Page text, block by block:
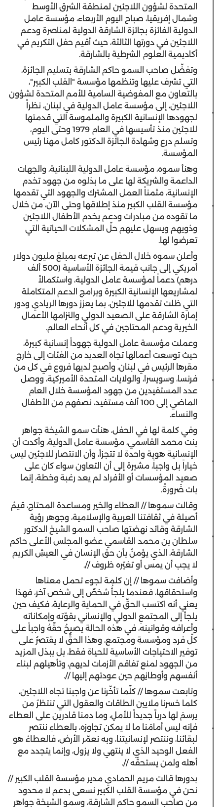
المتحدة لشؤون اللاجئين لمنطقة الشرق الأوسط
وشمال إفريقيا، صباح اليوم الأربعاء، مؤسسة عامل
الدولية الفائزة بجائزة الشارقة الدولية لمناصرة ودعم
اللاجئين في دورتها الثالثة، حيث أقيم حفل التكريم في
أكاديمية العلوم الشرطية بالشارقة.
وتفضّل صاحب السمو حاكم الشارقة بتسليم الجائزة،
التي تشرف عليها وتنظمها مؤسسة "القلب الكبير"،
بالتعاون مع المفوضية السامية للأمم المتحدة لشؤون
اللاجئين، إلى مؤسسة عامل الدولية في لبنان، نظراً
لجهودها الإنسانية الكبيرة والملموسة التي قدمتها
للاجئين منذ تأسيسها في العام 1979 وحتى اليوم،
وتسلم درع وشهادة الجائزة الدكتور كامل مهنا رئيس
المؤسسة.
وهنأ سموه، مؤسسة عامل الدولية اللبنانية، والجهات
الداعمة والشريكة لها على ما بذلوه من جهود تخدم
الإنسانية، مثمناً العمل المشترك والجهود التي تقدمها
مؤسسة القلب الكبير منذ إطلاقها وحتى الآن، من خلال
ما تقوده من مبادرات ودعم يخدم الأطفال اللاجئين
وذويهم ويسهل عليهم حلّ المشكلات الحياتية التي
تعرضوا لها.
وأعلن سموه خلال الحفل عن تبرعه بمبلغ مليون دولار
أمريكي إلى جانب قيمة الجائزة الأساسية (500 ألف
درهم) دعماً لمؤسسة عامل الدولية، واستكمالاً
لمشاريعها الإنسانية الكبيرة وبرامج الدعم المتكاملة
التي ظلت تقدمها للاجئين، بما يعزز دورها الريادي ودور
إمارة الشارقة على الصعيد الدولي والتزامها الأعمال
الخيرية ودعم المحتاجين في كل أنحاء العالم.
وعملت مؤسسة عامل الدولية جهوداً إنسانية كبيرة،
حيث توسعت أعمالها تجاه العديد من الفئات إلى خارج
مقرها الرئيس في لبنان، وأصبح لديها فروع في كل من
فرنسا، وسويسرا، والولايات المتحدة الأميركية، ووصل
عدد المستفيدين من جهود المؤسسة خلال العام
الماضي إلى 100 ألف مستفيد، نصفهم من الأطفال
والنساء.
وفي كلمة لها في الحفل، هنأت سمو الشيخة جواهر
بنت محمد القاسمي، مؤسسة عامل الدولية، وأكدت أن
الإنسانية هوية واحدة لا تتجزأ، وأن الانتصار للاجئين ليس
خياراً بل واجباً، مشيرة إلى أن التعاون سواء كان على
صعيد المؤسسات أو الأفراد لم يعد رغبة وخطة، إنما
بات ضَرورةً.
وقالت سموها // العطاء والخير ومساعدة المحتاج، قيمٌ
أصيلة في ثقافتنا العربية والإسلامية، وجوهر رؤية
الشارقة وقائد نهضتها صاحب السمو الشيخ الدكتور
سلطان بن محمد القاسمي عضو المجلس الأعلى حاكم
الشارقة، الذي يؤمنُ بأن حق الإنسان في العيشِ الكريم
لا يجب أن يمس أو تغيّره ظروف //.
وأضافت سموها // إن كلمة لجوء تحمل معناها
واستحقاقها، فعندما يلجأُ شخصٌ إلى شخص آخرَ، فهذا
يعني أنه اكتسب الحقّ في الحماية والرعاية، فكيف حين
يلجأُ إلى المجتمعِ الدولي والإنساني بقوّته وإمكاناته
وأعرافه وقوانينه، في هذه الحالة يصبحُ حقّهُ واجباً على
كلّ فردٍ ومؤسسةٍ ومجتمع، وهذا الحقُّ لا يقتصرُ على
توفير الاحتياجات الأساسية للحياة فقط، بل ببذل المزيد
من الجهود لمنع تفاقم الأزمات لديهم، وتأهيلهم لبناء
أنفسهم وأوطانِهم حين عودتهم إليها //.
وتابعت سموها // كلّما تأخَّرنا عن واجبنا تجاه اللاجئين،
كلما خسرنا ملايين الطاقات والعقول التي تنتظرُ من
يرسمَ لها درباً جديداً للأملِ، وما دمنا قادرين على العطاء
فإنه ليس أمامَنا ما لا يمكن تجاوزه، بالعطاءِ ننتصر
لبقائنا، وننتصر لإنسانيتنا، وبه نعمّر الأرضَ، فالعطاءُ هو
الفعل الوحيد الذي لا ينتهي ولا يزول، وإنما يتجدد مع
أهله ولمن يستحقّه //.
بدورها قالت مريم الحمادي مدير مؤسسة القلب الكبير //
نحن في مؤسسة القلب الكبير نسعى بدعم لا محدود
من صاحب السمو حاكم الشارقة، وسمو الشيخة جواهر